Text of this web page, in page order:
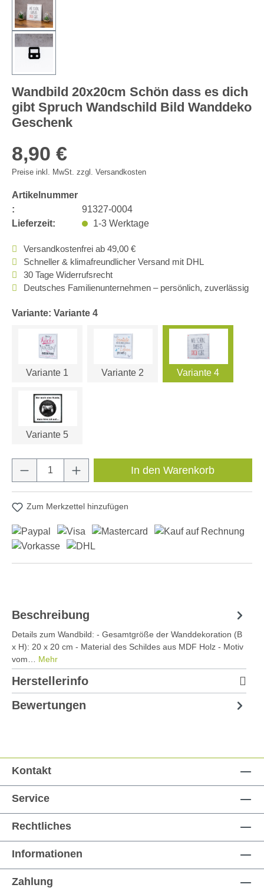
Wandbild 20x20cm Schön dass es dich
gibt Spruch Wandschild Bild Wanddeko
Geschenk
8,90 €
Preise inkl. MwSt. zzgl. Versandkosten
Artikelnummer
:
91327-0004
Lieferzeit:
1-3 Werktage
Versandkostenfrei ab 49,00 €
Schneller & klimafreundlicher Versand mit DHL
30 Tage Widerrufsrecht
Deutsches Familienunternehmen – persönlich, zuverlässig
Variante: Variante 4
Variante 1 Variante 2 Variante 4
Variante 5
Produkt Anzahl: Gib den gewünschten
In den Warenkorb
Zum Merkzettel hinzufügen
Beschreibung
Details zum Wandbild: - Gesamtgröße der Wanddekoration (B
x H): 20 x 20 cm - Material des Schildes aus MDF Holz - Motiv
vom… Mehr
Herstellerinfo
Bewertungen
Kontakt
Service
Rechtliches
Informationen
Zahlung